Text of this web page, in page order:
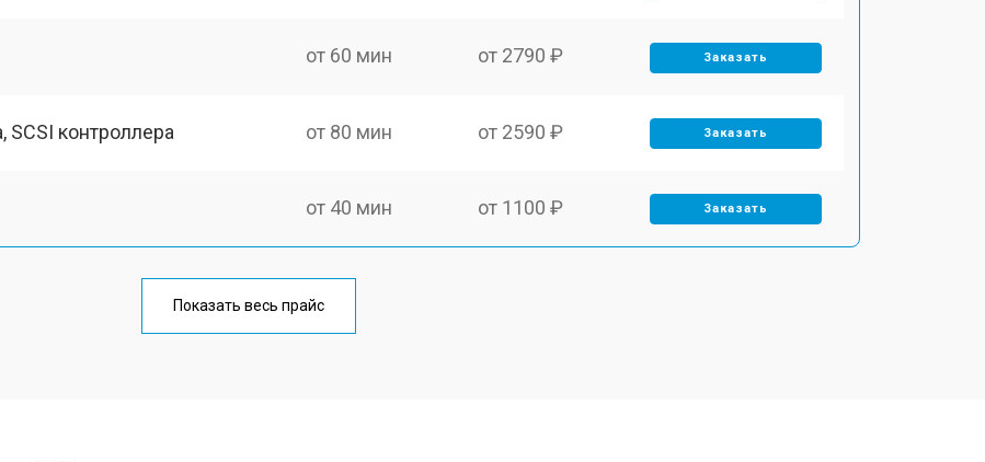
от 60 мин от 2790 ₽ Заказать
SCSI контроллера от 80 мин от 2590 ₽ Заказать
от 40 мин от 1100 ₽ Заказать
Показать весь прайс